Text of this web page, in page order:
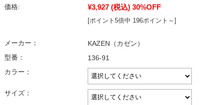
価格:
¥3,927 (税込) 30%OFF
[ポイント5倍中 196ポイント～]
メーカー：
KAZEN（カゼン）
型番：
136-91
カラー：
サイズ：